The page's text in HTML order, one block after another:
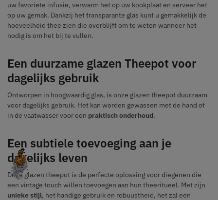
uw favoriete infusie, verwarm het op uw kookplaat en serveer het
op uw gemak. Dankzij het transparante glas kunt u gemakkelijk de
hoeveelheid thee zien die overblijft om te weten wanneer het
nodig is om het bij te vullen.
Een duurzame glazen Theepot voor
dagelijks gebruik
Ontworpen in hoogwaardig glas, is onze glazen theepot duurzaam
voor dagelijks gebruik. Het kan worden gewassen met de hand of
in de vaatwasser voor een praktisch onderhoud.
Een subtiele toevoeging aan je
dagelijks leven
Deze glazen theepot is de perfecte oplossing voor diegenen die
een vintage touch willen toevoegen aan hun theeritueel. Met zijn
unieke stijl, het handige gebruik en robuustheid, het zal een